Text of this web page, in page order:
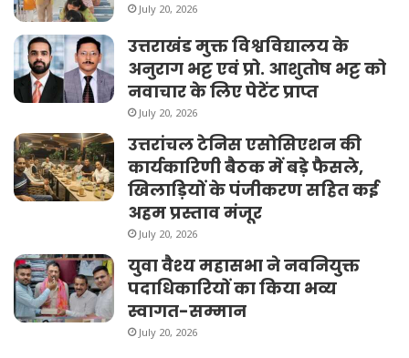
July 20, 2026
उत्तराखंड मुक्त विश्वविद्यालय के
अनुराग भट्ट एवं प्रो. आशुतोष भट्ट को
नवाचार के लिए पेटेंट प्राप्त
July 20, 2026
उत्तरांचल टेनिस एसोसिएशन की
कार्यकारिणी बैठक में बड़े फैसले,
खिलाड़ियों के पंजीकरण सहित कई
अहम प्रस्ताव मंजूर
July 20, 2026
युवा वैश्य महासभा ने नवनियुक्त
पदाधिकारियों का किया भव्य
स्वागत-सम्मान
July 20, 2026